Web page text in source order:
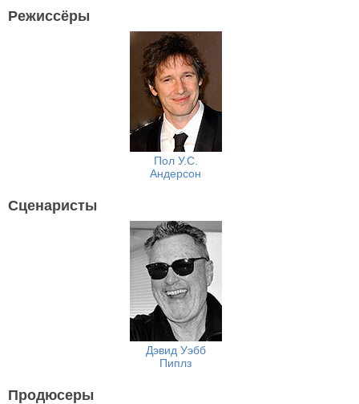
Режиссёры
Пол У.С.
Андерсон
Сценаристы
Дэвид Уэбб
Пиплз
Продюсеры